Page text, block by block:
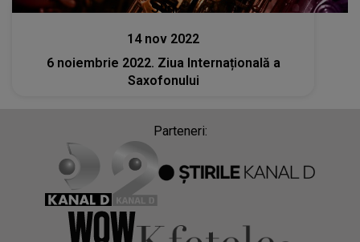
Stiri
14 nov 2022
6 noiembrie 2022. Ziua Internațională a
Saxofonului
Parteneri: